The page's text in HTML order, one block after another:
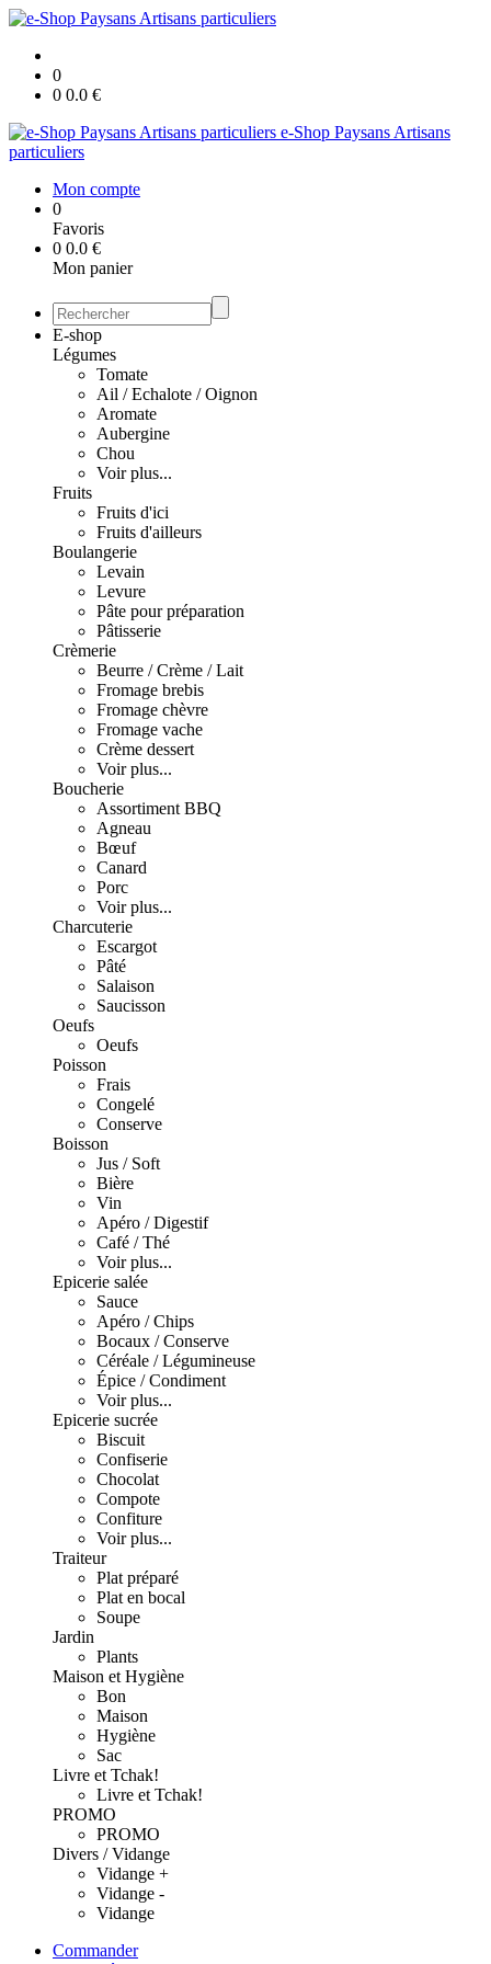
0
0 0.0 €
e-Shop Paysans Artisans
particuliers
Mon compte
0
Favoris
0 0.0 €
Mon panier
E-shop
Légumes
Tomate
Ail / Echalote / Oignon
Aromate
Aubergine
Chou
Voir plus...
Fruits
Fruits d'ici
Fruits d'ailleurs
Boulangerie
Levain
Levure
Pâte pour préparation
Pâtisserie
Crèmerie
Beurre / Crème / Lait
Fromage brebis
Fromage chèvre
Fromage vache
Crème dessert
Voir plus...
Boucherie
Assortiment BBQ
Agneau
Bœuf
Canard
Porc
Voir plus...
Charcuterie
Escargot
Pâté
Salaison
Saucisson
Oeufs
Oeufs
Poisson
Frais
Congelé
Conserve
Boisson
Jus / Soft
Bière
Vin
Apéro / Digestif
Café / Thé
Voir plus...
Epicerie salée
Sauce
Apéro / Chips
Bocaux / Conserve
Céréale / Légumineuse
Épice / Condiment
Voir plus...
Epicerie sucrée
Biscuit
Confiserie
Chocolat
Compote
Confiture
Voir plus...
Traiteur
Plat préparé
Plat en bocal
Soupe
Jardin
Plants
Maison et Hygiène
Bon
Maison
Hygiène
Sac
Livre et Tchak!
Livre et Tchak!
PROMO
PROMO
Divers / Vidange
Vidange +
Vidange -
Vidange
Commander